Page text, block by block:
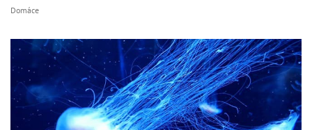
Domáce